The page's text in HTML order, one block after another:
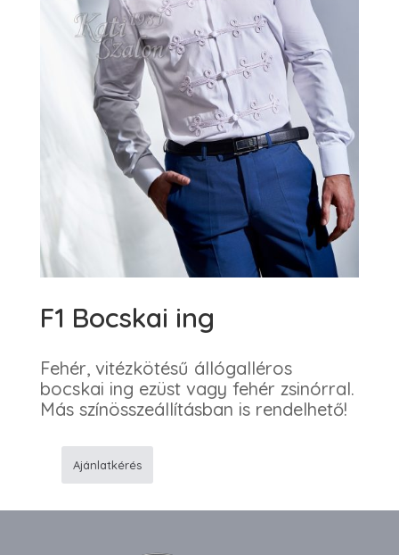
F1 Bocskai ing
Fehér, vitézkötésű állógalléros
bocskai ing ezüst vagy fehér zsinórral.
Más színösszeállításban is rendelhető!
ing
Ajánlatkérés